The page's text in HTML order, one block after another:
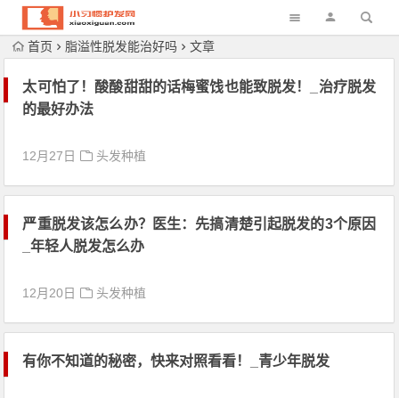
首页 脂溢性脱发能治好吗 文章
太可怕了！酸酸甜甜的话梅蜜饯也能致脱发！_治疗脱发
的最好办法
12月27日 头发种植
严重脱发该怎么办？医生：先搞清楚引起脱发的3个原因
_年轻人脱发怎么办
12月20日 头发种植
有你不知道的秘密，快来对照看看！_青少年脱发